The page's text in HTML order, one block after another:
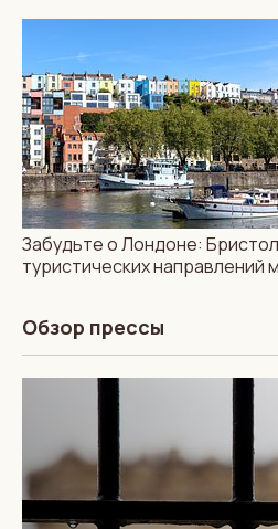
Забудьте о Лондоне:
туристических направлений
Обзор прессы